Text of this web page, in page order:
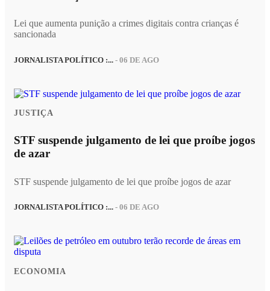
Lei que aumenta punição a crimes digitais contra crianças é
sancionada
JORNALISTA POLÍTICO :... - 06 DE AGO
JUSTIÇA
STF suspende julgamento de lei que proíbe jogos
de azar
STF suspende julgamento de lei que proíbe jogos de azar
JORNALISTA POLÍTICO :... - 06 DE AGO
ECONOMIA